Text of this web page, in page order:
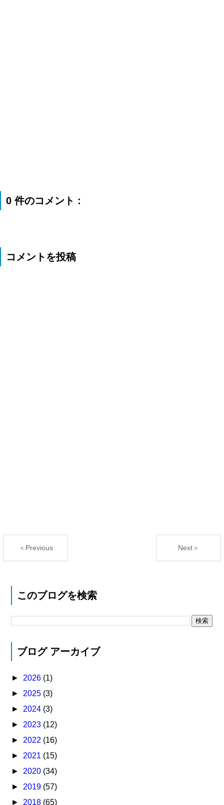
0 件のコメント :
コメントを投稿
＜Previous Next＞
このブログを検索
ブログ アーカイブ
► 2026 (1)
► 2025 (3)
► 2024 (3)
► 2023 (12)
► 2022 (16)
► 2021 (15)
► 2020 (34)
► 2019 (57)
► 2018 (65)